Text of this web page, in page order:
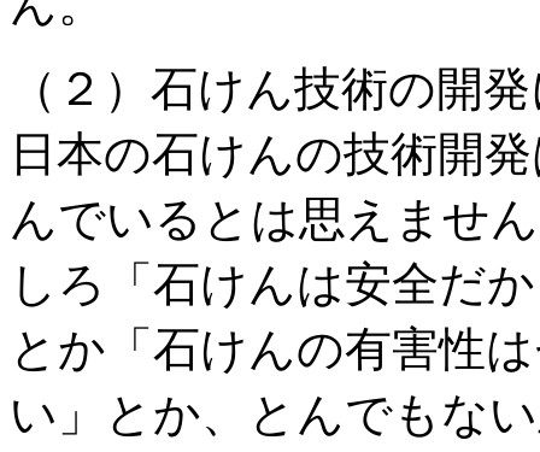
（２）石けん技術の開
日本の石けんの技術開
んでいるとは思えませ
しろ「石けんは安全だ
とか「石けんの有害性
い」とか、とんでもな